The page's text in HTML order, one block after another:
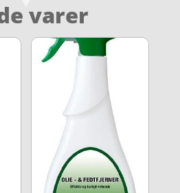
varer